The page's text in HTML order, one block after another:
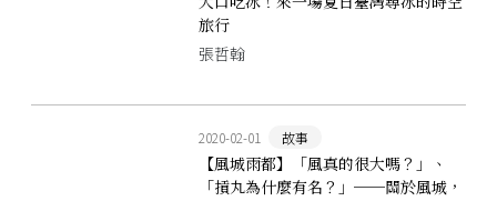
旅行
張哲翰
2020-02-01 故事
【風城雨都】「風真的很大嗎？」、
「摃丸為什麼有名？」──關於風城，